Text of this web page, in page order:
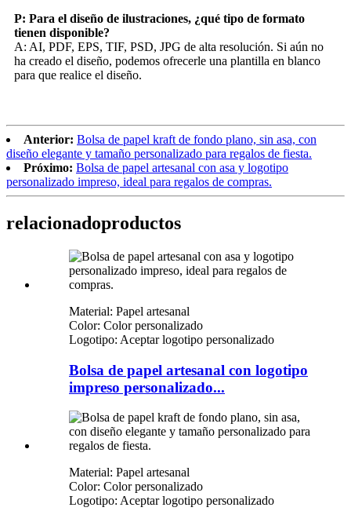
P: Para el diseño de ilustraciones, ¿qué tipo de formato
tienen disponible?
A: AI, PDF, EPS, TIF, PSD, JPG de alta resolución. Si aún no
ha creado el diseño, podemos ofrecerle una plantilla en blanco
para que realice el diseño.
Anterior: Bolsa de papel kraft de fondo plano, sin asa, con
diseño elegante y tamaño personalizado para regalos de fiesta.
Próximo: Bolsa de papel artesanal con asa y logotipo
personalizado impreso, ideal para regalos de compras.
relacionadoproductos
Material: Papel artesanal
Color: Color personalizado
Logotipo: Aceptar logotipo personalizado
Bolsa de papel artesanal con logotipo
impreso personalizado...
Material: Papel artesanal
Color: Color personalizado
Logotipo: Aceptar logotipo personalizado